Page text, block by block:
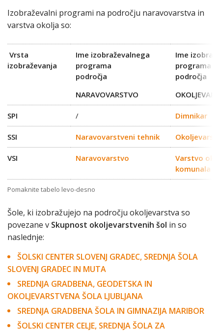
Izobraževalni programi na področju naravovarstva in
varstva okolja so:
Vrsta
izobraževanja
Ime izobraževalnega
programa
področja
NARAVOVARSTVO
Ime
programa
področja
SPI / Dimnikar
SSI Naravovarstveni tehnik
VSI Naravovarstvo
Varstvo
komunala
Pomaknite tabelo levo-desno
Šole, ki izobražujejo na področju okoljevarstva so
povezane v Skupnost okoljevarstvenih šol in so
naslednje:
ŠOLSKI CENTER SLOVENJ GRADEC, SREDNJA ŠOLA
SLOVENJ GRADEC IN MUTA
SREDNJA GRADBENA, GEODETSKA IN
OKOLJEVARSTVENA ŠOLA LJUBLJANA
SREDNJA GRADBENA ŠOLA IN GIMNAZIJA MARIBOR
ŠOLSKI CENTER CELJE, SREDNJA ŠOLA ZA